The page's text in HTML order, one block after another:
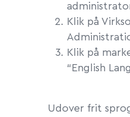
Klik på
Klik på
“English
Udover frit